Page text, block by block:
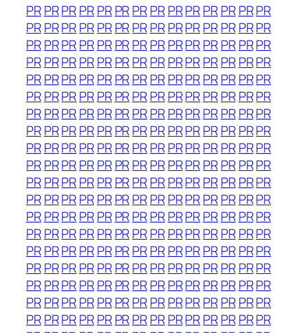
PRPRPRPRPR PRPRPRPRPRPRPR PRPR
PRPRPRPRPR PRPRPRPRPRPRPR PRPR
PRPRPRPRPR PRPRPRPRPRPRPR PRPR
PRPRPRPRPR PRPRPRPRPRPRPR PRPR
PRPRPRPRPR PRPRPRPRPRPRPR PRPR
PRPRPRPRPR PRPRPRPRPRPRPR PRPR
PRPRPRPRPR PRPRPRPRPRPRPR PRPR
PRPRPRPRPR PRPRPRPRPRPRPR PRPR
PRPRPRPRPR PRPRPRPRPRPRPR PRPR
PRPRPRPRPR PRPRPRPRPRPRPR PRPR
PRPRPRPRPR PRPRPRPRPRPRPR PRPR
PRPRPRPRPR PRPRPRPRPRPRPR PRPR
PRPRPRPRPR PRPRPRPRPRPRPR PRPR
PRPRPRPRPR PRPRPRPRPRPRPR PRPR
PRPRPRPRPR PRPRPRPRPRPRPR PRPR
PRPRPRPRPR PRPRPRPRPRPRPR PRPR
PRPRPRPRPR PRPRPRPRPRPRPR PRPR
PRPRPRPRPR PRPRPRPRPRPRPR PRPR
PRPRPRPRPR PRPRPRPRPRPRPR PRPR